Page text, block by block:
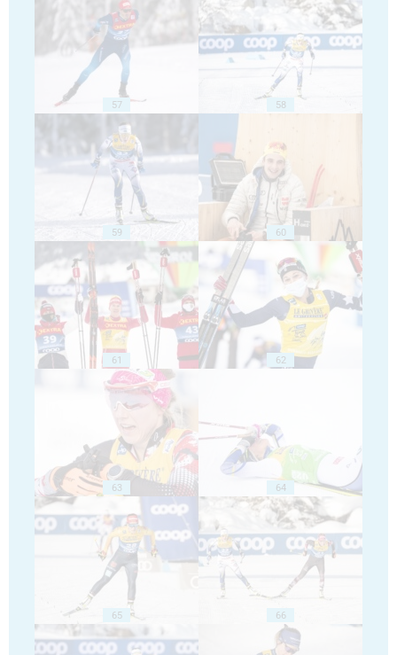
57 58
59 60
61 62
63 64
65 66